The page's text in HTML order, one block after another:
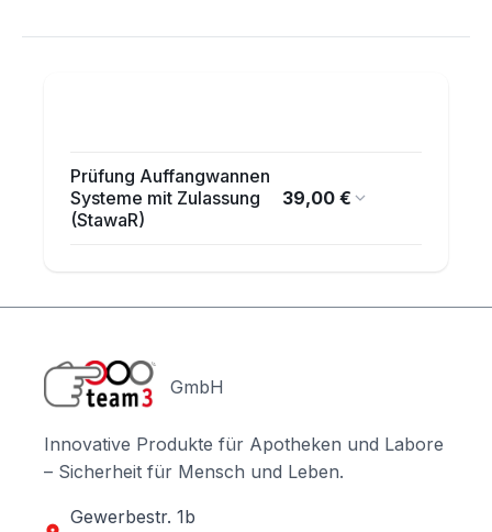
Prüfung Auffangwannen
Systeme mit Zulassung
(StawaR)
39,00 €
GmbH
Innovative Produkte für Apotheken und Labore
– Sicherheit für Mensch und Leben.
Gewerbestr. 1b